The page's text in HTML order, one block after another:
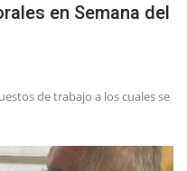
en Semana del
de trabajo a los cuales se